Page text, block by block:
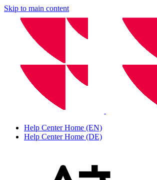
Skip to main content
Help Center Home (EN)
Help Center Home (DE)